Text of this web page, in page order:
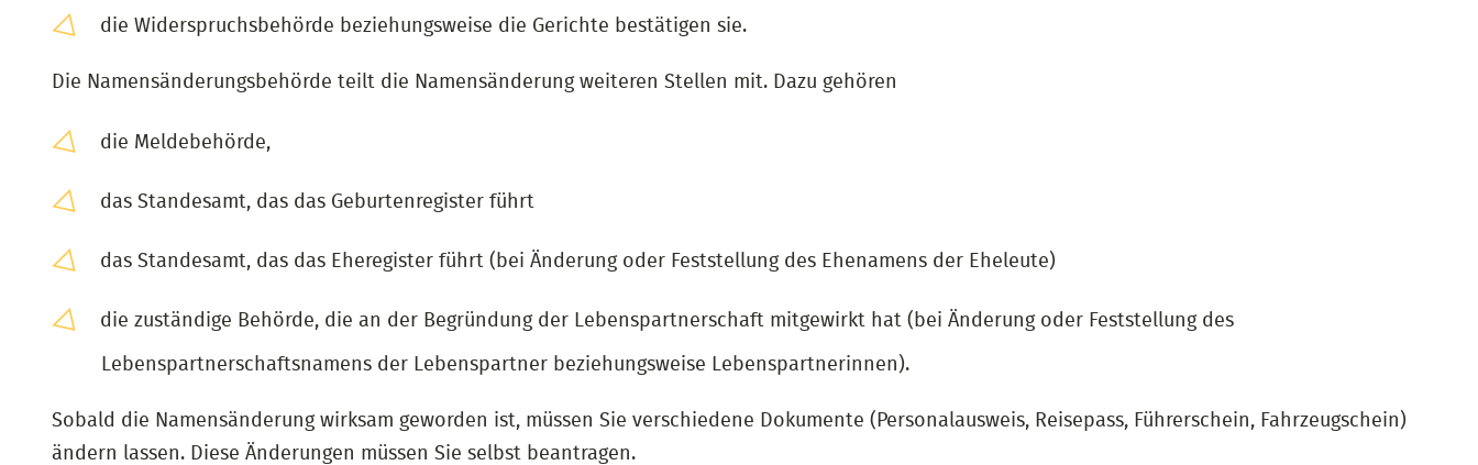
die Widerspruchsbehörde beziehungsweise die Gerichte bestätigen sie.
Die Namensänderungsbehörde teilt die Namensänderung weiteren Stellen mit. Dazu gehören
die Meldebehörde,
das Standesamt, das das Geburtenregister führt
das Standesamt, das das Eheregister führt (bei Änderung oder Feststellung des Ehenamens der Eheleute)
die zuständige Behörde, die an der Begründung der Lebenspartnerschaft mitgewirkt hat (bei Änderung oder Feststellung des
Lebenspartnerschaftsnamens der Lebenspartner beziehungsweise Lebenspartnerinnen).
Sobald die Namensänderung wirksam geworden ist, müssen Sie verschiedene Dokumente (Personalausweis, Reisepass, Führerschein, Fahrzeugschein)
ändern lassen. Diese Änderungen müssen Sie selbst beantragen.